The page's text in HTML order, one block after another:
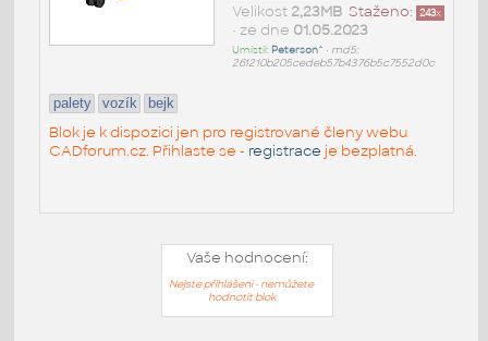
Staženo: 243x
Velikost 2,23MB
• ze dne 01.05.2023
Umístil: Peterson^ • md5:
261210b205cedeb57b4376b5c7552d0c
palety vozík bejk
Blok je k dispozici jen pro registrované členy webu
CADforum.cz. Přihlaste se - registrace je bezplatná.
Vaše hodnocení:
Nejste přihlášeni - nemůžete
hodnotit blok